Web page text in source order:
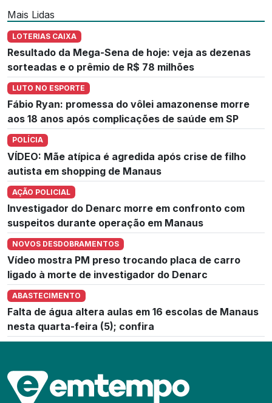
Mais Lidas
LOTERIAS CAIXA
Resultado da Mega-Sena de hoje: veja as dezenas
sorteadas e o prêmio de R$ 78 milhões
LUTO NO ESPORTE
Fábio Ryan: promessa do vôlei amazonense morre
aos 18 anos após complicações de saúde em SP
POLÍCIA
VÍDEO: Mãe atípica é agredida após crise de filho
autista em shopping de Manaus
AÇÃO POLICIAL
Investigador do Denarc morre em confronto com
suspeitos durante operação em Manaus
NOVOS DESDOBRAMENTOS
Vídeo mostra PM preso trocando placa de carro
ligado à morte de investigador do Denarc
ABASTECIMENTO
Falta de água altera aulas em 16 escolas de Manaus
nesta quarta-feira (5); confira